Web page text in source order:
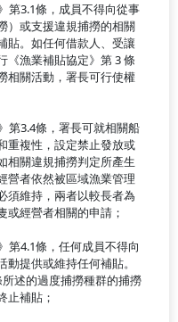
第3.1條，成員不得向從事
）或支援違規捕撈的相關
貼。如任何借款人、受讓
《漁業補貼協定》第 3 條
相關活動，署長可行使權
第3.4條，署長可就相關船
重複性，設定禁止發放或
相關違規捕撈判定所產生
營者依然被區域漁業管理
須維持，兩者以較長者為
或經營者相關的申請；
第4.1條，任何成員不得向
提供或維持任何補貼。
述的過度捕撈種群的捕撈
止補貼；